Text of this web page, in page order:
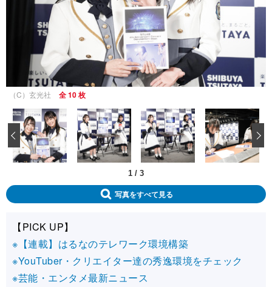
（C）玄光社 全 10 枚
1 / 3
‹
写真をすべて見る
【PICK UP】
※【連載】はるなのテレワーク環境構築
※YouTuber・クリエイター達の秀逸環境をチェック
※芸能・エンタメ最新ニュース